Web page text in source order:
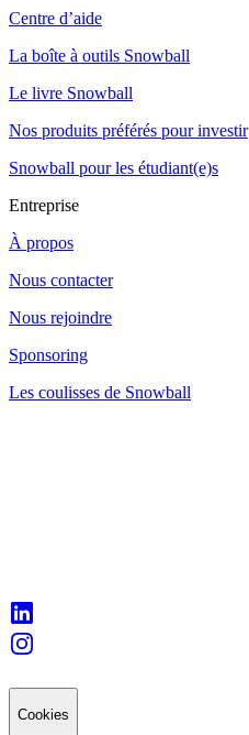
Centre d’aide
La boîte à outils Snowball
Le livre Snowball
Nos produits préférés pour investir
Snowball pour les étudiant(e)s
Entreprise
À propos
Nous contacter
Nous rejoindre
Sponsoring
Les coulisses de Snowball
Cookies